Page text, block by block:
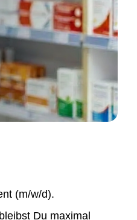
(m/w/d).
Du maximal